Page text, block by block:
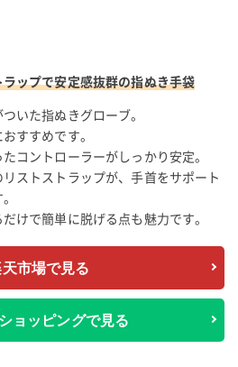
ップで安定感抜群の指ぬき手袋
いた指ぬきグローブ。
すすめです。
コントローラーがしっかり安定。
ストストラップが、手首をサポート
けで簡単に脱げる点も魅力です。
市場で見る
ョッピングで見る